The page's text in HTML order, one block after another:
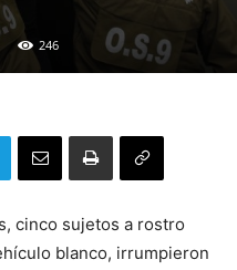
246
cinco sujetos a rostro
blanco, irrumpieron